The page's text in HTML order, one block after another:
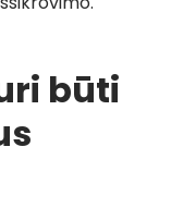
būti